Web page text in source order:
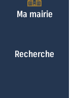
Ma mairie
Recherche